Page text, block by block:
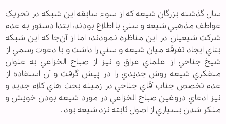
سال گذشته بزرگان شيعه که از سوء سابقه اين شبکه در تحريک
عواطف مذهبي شيعه و سني با اطلاع بودند، ابتدا دستور به عدم
شرکت شيعيان در اين مناظره نمودند؛ اما از آن‌جا که اين شبکه
بناي ايجاد تفرقه ميان شيعه و سني را داشت و با دعوت رسمي از
شيخ جناحي از علماي عراق و نيز از صباح الخزاعي به عنوان
متفکري شيعه روش جديدي را در پيش گرفت و آن استفاده از
عدم تخصص جناب آقاي جناحي در زمينه بحث هاي کلام جديد و
نيز ادعاي دروغين صباح الخزاعي در مورد شيعه بودن خويش و
منکر شدن بسياري از اصول ثابته نزد شيعه بود .